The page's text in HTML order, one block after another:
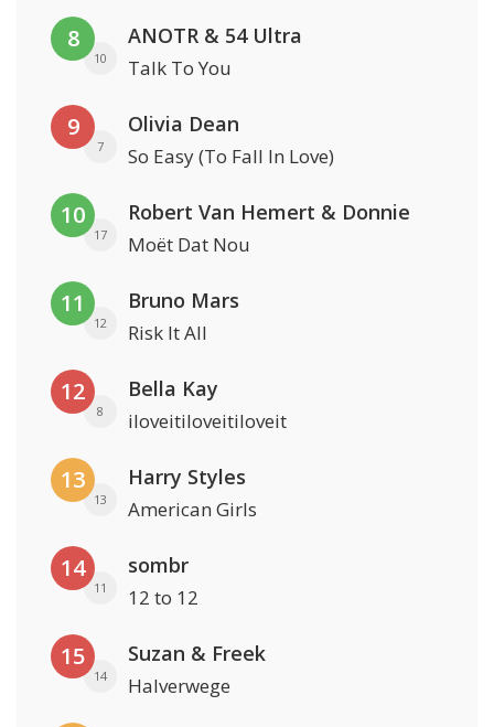
8
10
ANOTR & 54 Ultra
Talk To You
9
7
Olivia Dean
So Easy (To Fall In Love)
10
17
Robert Van Hemert & Donnie
Moët Dat Nou
11
12
Bruno Mars
Risk It All
12
8
Bella Kay
iloveitiloveitiloveit
13
13
Harry Styles
American Girls
14
11
sombr
12 to 12
15
14
Suzan & Freek
Halverwege